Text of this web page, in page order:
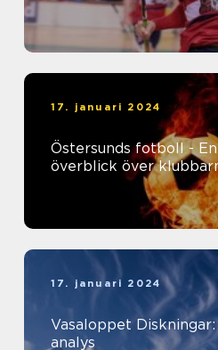
17. januari 2024
Östersunds fotboll -
överblick över
17. januari 2024
Vasaloppet
analys